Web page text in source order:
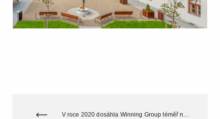
V roce 2020 dosáhla Winning Group téměř na 2,5 miliardy obratu. Jaký byl minulý rok nejen v řeči čísel se dočtete v naší výroční zprávě.